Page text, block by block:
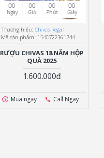
00
Ngày
00
Giờ
00
Phút
00
Giây
Thương hiệu: Chivas Regal
Mã sản phẩm: 1540722361744
RƯỢU CHIVAS 18 NĂM HỘP
QUÀ 2025
1.600.000đ
Mua ngay Call Ngay